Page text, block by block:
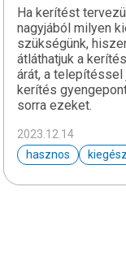
Ha kerítést
nagyjából milyen
szükségünk,
átláthatjuk a
árát, a telepítéssel
kerítés
sorra ezeket.
2023.12.14
hasznos